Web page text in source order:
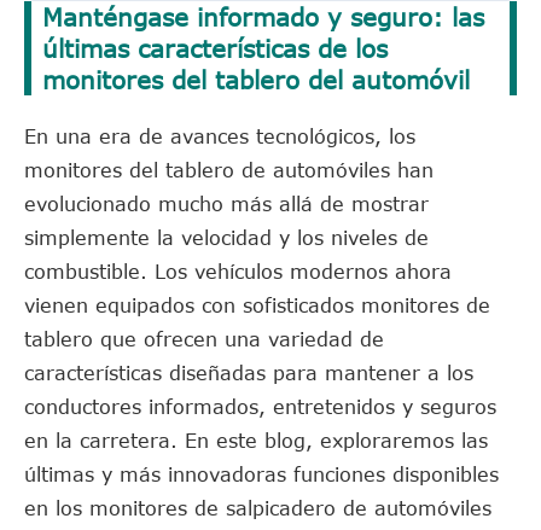
Manténgase informado y seguro: las
últimas características de los
monitores del tablero del automóvil
En una era de avances tecnológicos, los
monitores del tablero de automóviles han
evolucionado mucho más allá de mostrar
simplemente la velocidad y los niveles de
combustible. Los vehículos modernos ahora
vienen equipados con sofisticados monitores de
tablero que ofrecen una variedad de
características diseñadas para mantener a los
conductores informados, entretenidos y seguros
en la carretera. En este blog, exploraremos las
últimas y más innovadoras funciones disponibles
en los monitores de salpicadero de automóviles